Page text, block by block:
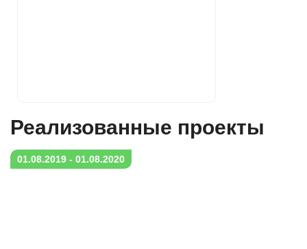
Реализованныe проекты
01.08.2019 - 01.08.2020